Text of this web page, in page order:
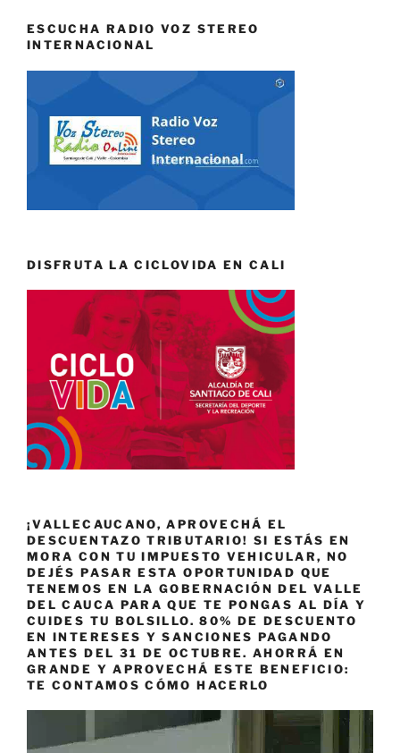
ESCUCHA RADIO VOZ STEREO
INTERNACIONAL
DISFRUTA LA CICLOVIDA EN CALI
¡VALLECAUCANO, APROVECHÁ EL
DESCUENTAZO TRIBUTARIO! SI ESTÁS EN
MORA CON TU IMPUESTO VEHICULAR, NO
DEJÉS PASAR ESTA OPORTUNIDAD QUE
TENEMOS EN LA GOBERNACIÓN DEL VALLE
DEL CAUCA PARA QUE TE PONGAS AL DÍA Y
CUIDES TU BOLSILLO. 80% DE DESCUENTO
EN INTERESES Y SANCIONES PAGANDO
ANTES DEL 31 DE OCTUBRE. AHORRÁ EN
GRANDE Y APROVECHÁ ESTE BENEFICIO:
TE CONTAMOS CÓMO HACERLO